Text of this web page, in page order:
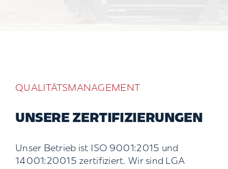
QUALITÄTSMANAGEMENT
UNSERE ZERTIFIZIERUNGEN
Unser Betrieb ist ISO 9001:2015 und
14001:20015 zertifiziert. Wir sind LGA